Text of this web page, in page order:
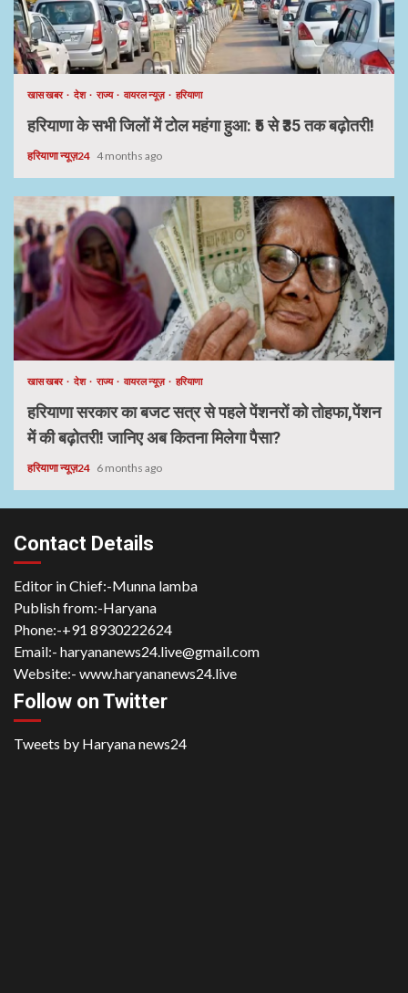
खास खबर देश राज्य वायरल न्यूज़ हरियाणा
हरियाणा के सभी जिलों में टोल महंगा हुआ: ₹5 से ₹35 तक बढ़ोतरी!
हरियाणा न्यूज़24 4 months ago
खास खबर देश राज्य वायरल न्यूज़ हरियाणा
हरियाणा सरकार का बजट सत्र से पहले पेंशनरों को तोहफा,पेंशन
में की बढ़ोतरी! जानिए अब कितना मिलेगा पैसा?
हरियाणा न्यूज़24 6 months ago
Contact Details
Editor in Chief:-Munna lamba
Publish from:-Haryana
Phone:-+91 8930222624
Email:- haryananews24.live@gmail.com
Website:- www.haryananews24.live
Follow on Twitter
Tweets by Haryana news24